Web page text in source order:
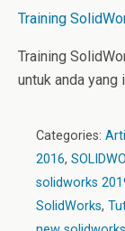
Training
Training
untuk anda
Categories:
2016,
solidworks
SolidWorks,